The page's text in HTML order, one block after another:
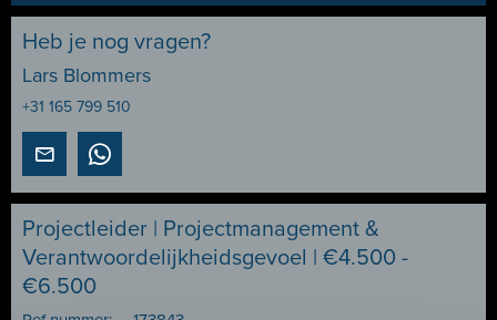
Heb je nog vragen?
Lars Blommers
+31 165 799 510
Projectleider | Projectmanagement &
Verantwoordelijkheidsgevoel | €4.500 -
€6.500